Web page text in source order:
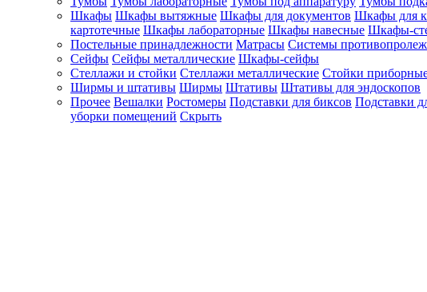
Шкафы Шкафы вытяжные Шкафы для документов Шкафы для
картотечные Шкафы лабораторные Шкафы навесные Шкафы-
Постельные принадлежности Матрасы Системы
Сейфы Сейфы металлические Шкафы-сейфы
Стеллажи и стойки Стеллажи металлические Стойки
Ширмы и штативы Ширмы Штативы Штативы для эндоскопов
Прочее Вешалки Ростомеры Подставки для биксов Подставки
уборки помещений Скрыть